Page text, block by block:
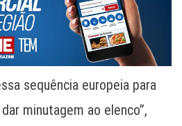
sequência europeia para
minutagem ao elenco”,